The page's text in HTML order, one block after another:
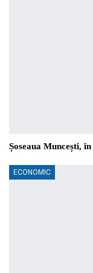
Șoseaua Muncești,
ECONOMIC